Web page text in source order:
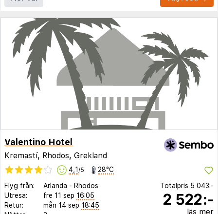
Valentino Hotel
Kremastí, Rhodos, Grekland
4,1 /5 28°C
Flyg från: Arlanda - Rhodos
Utresa:
fre 11 sep 16:05
Retur:
mån 14 sep 18:45
Totalpris 5 043:-
2 522:-
läs mer